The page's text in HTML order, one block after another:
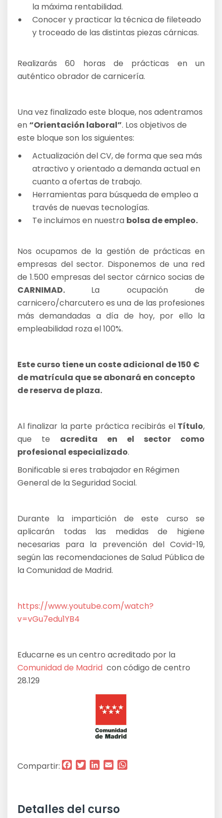
la máxima rentabilidad.
Conocer y practicar la técnica de fileteado
y troceado de las distintas piezas cárnicas.
Realizarás 60 horas de prácticas en un
auténtico obrador de carnicería.
Una vez finalizado este bloque, nos adentramos
en“Orientación laboral”. Los objetivos de
este bloque son los siguientes:
Actualización del CV, de forma que sea más
atractivo y orientado a demanda actual en
cuanto a ofertas de trabajo.
Herramientas para búsqueda de empleo a
través de nuevas tecnologías.
Te incluimos en nuestra bolsa de empleo.
Nos ocupamos de la gestión de prácticas en
empresas del sector. Disponemos de una red
de 1.500 empresas del sector cárnico socias de
CARNIMAD. La ocupación de
carnicero/charcutero es una de las profesiones
más demandadas a día de hoy, por ello la
empleabilidad roza el 100%.
Este curso tiene un coste adicional de 150 €
de matrícula que se abonará en concepto
de reserva de plaza.
Al finalizar la parte práctica recibirás elTítulo,
que te acredita en el sector como
profesional especializado.
Bonificable si eres trabajador en Régimen
General de la Seguridad Social.
Durante la impartición de este curso se
aplicarán todas las medidas de higiene
necesarias para la prevención del Covid-19,
según las recomendaciones de Salud Pública de
la Comunidad de Madrid.
https://www.youtube.com/watch?
v=vGu7edu1YB4
Educarne es un centro acreditado por la
Comunidad de Madrid con código de centro
28.129
Compartir: Facebook
TwitterLinkedIn
Email
Detalles del curso